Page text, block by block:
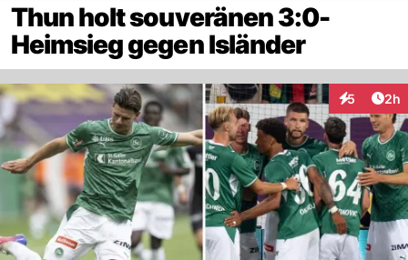
Thun holt souveränen 3:0-
Heimsieg gegen Isländer
5 2h